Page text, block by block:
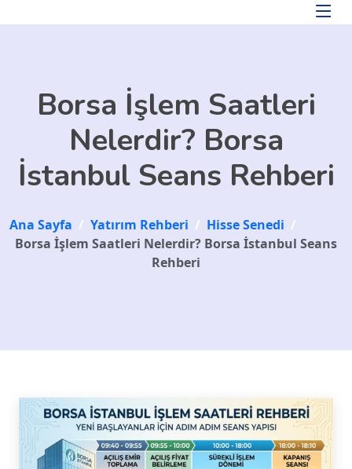
Borsa İşlem Saatleri
Nelerdir? Borsa
İstanbul Seans Rehberi
Ana Sayfa / Yatırım Rehberi / Hisse Senedi /
Borsa İşlem Saatleri Nelerdir? Borsa İstanbul Seans
Rehberi